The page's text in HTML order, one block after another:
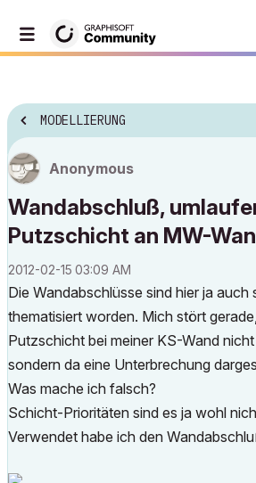
MODELLIERUNG
Anonymous
Wandabschluß,
Putzschicht an MW-
‎2012-02-15 03:09 AM
Die Wandabschlüsse sind hier ja
thematisiert worden. Mich stört
Putzschicht bei meiner KS-Wand
sondern da eine Unterbrechung
Was mache ich falsch?
Schicht-Prioritäten sind es ja wohl
Verwendet habe ich den